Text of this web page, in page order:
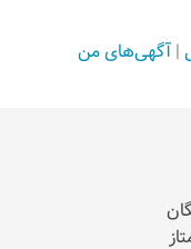
| آگهی‌های من